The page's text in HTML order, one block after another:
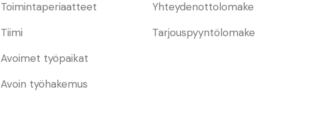
Toimintaperiaatteet
Tiimi
Avoimet työpaikat
Avoin työhakemus
Yhteydenottolomake
Tarjouspyyntölomake